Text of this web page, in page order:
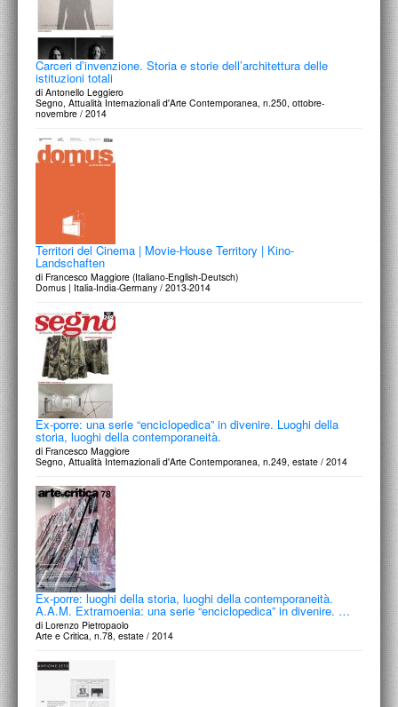
Carceri d’invenzione. Storia e storie dell’architettura delle
istituzioni totali
di Antonello Leggiero
Segno, Attualità Internazionali d'Arte Contemporanea, n.250, ottobre-
novembre / 2014
Territori del Cinema | Movie-House Territory | Kino-
Landschaften
di Francesco Maggiore (Italiano-English-Deutsch)
Domus | Italia-India-Germany / 2013-2014
Ex-porre: una serie “enciclopedica” in divenire. Luoghi della
storia, luoghi della contemporaneità.
di Francesco Maggiore
Segno, Attualità Internazionali d'Arte Contemporanea, n.249, estate / 2014
Ex-porre: luoghi della storia, luoghi della contemporaneità.
A.A.M. Extramoenia: una serie “enciclopedica” in divenire. …
di Lorenzo Pietropaolo
Arte e Critica, n.78, estate / 2014